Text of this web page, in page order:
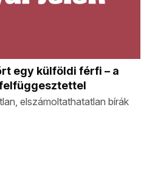
egy külföldi férfi – a
elszámoltathatatlan bírák